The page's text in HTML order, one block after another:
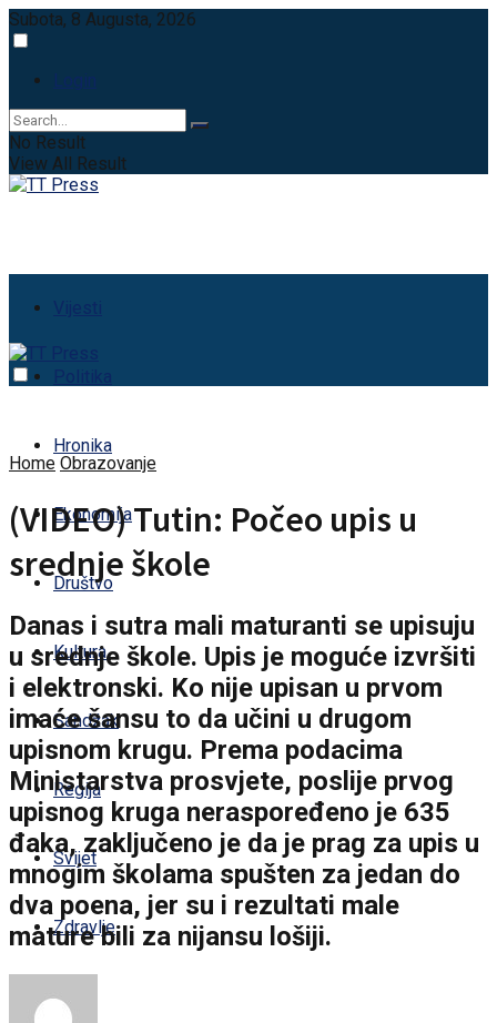
Subota, 8 Augusta, 2026
Login
No Result
View All Result
Vijesti
Politika
Hronika
Ekonomija
Društvo
Kultura
Sandžak
Regija
Svijet
Zdravlje
Žena
Home Obrazovanje
(VIDEO) Tutin: Počeo upis u
srednje škole
Danas i sutra mali maturanti se upisuju
u srednje škole. Upis je moguće izvršiti
i elektronski. Ko nije upisan u prvom
imaće šansu to da učini u drugom
upisnom krugu. Prema podacima
Ministarstva prosvjete, poslije prvog
upisnog kruga neraspoređeno je 635
đaka, zaključeno je da je prag za upis u
mnogim školama spušten za jedan do
dva poena, jer su i rezultati male
mature bili za nijansu lošiji.